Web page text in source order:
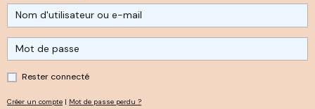
Rester connecté
Créer un compte | Mot de passe perdu ?